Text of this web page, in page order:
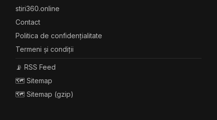
stiri360.online
Contact
Politica de confidențialitate
Termeni și condiții
📡 RSS Feed
🗺️ Sitemap
🗺️ Sitemap (gzip)